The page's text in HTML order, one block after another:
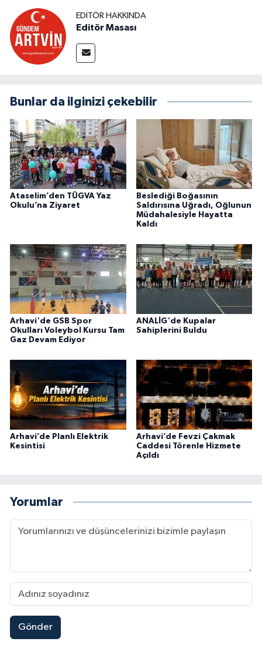
EDITÖR HAKKINDA
Editör Masası
Bunlar da ilginizi çekebilir
Ataselim’den TÜGVA Yaz
Okulu’na Ziyaret
Beslediği Boğasının
Saldırısına Uğradı, Oğlunun
Müdahalesiyle Hayatta
Kaldı
Arhavi'de GSB Spor
Okulları Voleybol Kursu Tam
Gaz Devam Ediyor
ANALİG'de Kupalar
Sahiplerini Buldu
Arhavi’de Planlı Elektrik
Kesintisi
Arhavi’de Fevzi Çakmak
Caddesi Törenle Hizmete
Açıldı
Yorumlar
Gönder